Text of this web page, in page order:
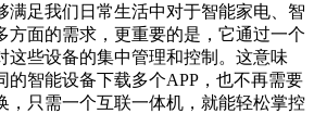
满足我们日常生活中对于智能家电、智
方面的需求，更重要的是，它通过一个
这些设备的集中管理和控制。这意味
的智能设备下载多个APP，也不再需要
，只需一个互联一体机，就能轻松掌控